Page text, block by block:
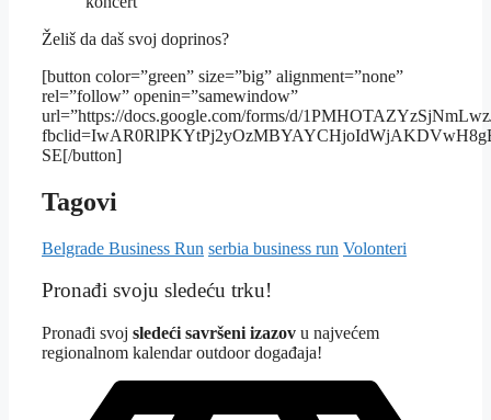
Želiš da daš svoj doprinos?
[button color=”green” size=”big” alignment=”none”
rel=”follow” openin=”samewindow”
url=”https://docs.google.com/forms/d/
SE[/button]
Tagovi
Belgrade Business Run serbia business run Volonteri
Pronađi svoju sledeću trku!
Pronađi svoj sledeći savršeni izazov u najvećem
regionalnom kalendar outdoor događaja!